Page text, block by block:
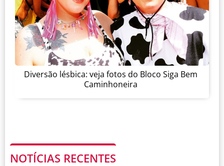
Diversão lésbica: veja fotos do Bloco Siga Bem
Caminhoneira
NOTÍCIAS RECENTES